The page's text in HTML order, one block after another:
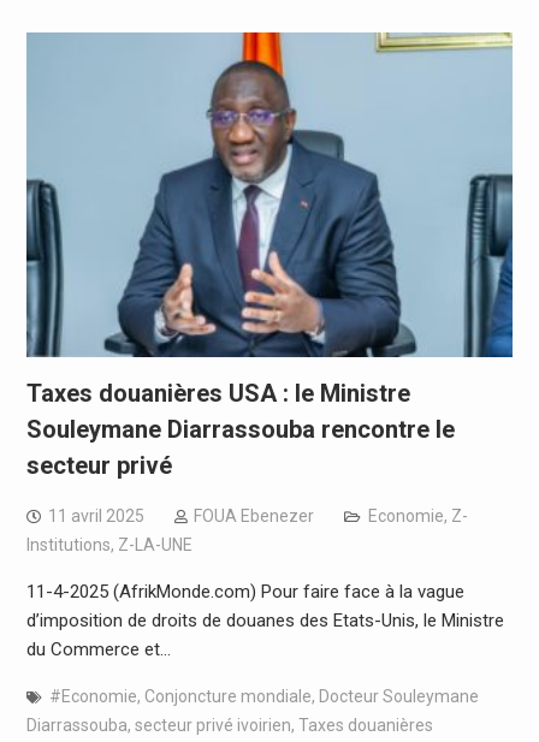
Taxes douanières USA : le Ministre
Souleymane Diarrassouba rencontre le
secteur privé
11 avril 2025 FOUA Ebenezer Economie, Z-
Institutions, Z-LA-UNE
11-4-2025 (AfrikMonde.com) Pour faire face à la vague
d’imposition de droits de douanes des Etats-Unis, le Ministre
du Commerce et…
#Economie, Conjoncture mondiale, Docteur Souleymane
Diarrassouba, secteur privé ivoirien, Taxes douanières